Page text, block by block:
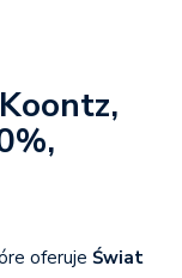
oferuje Świat